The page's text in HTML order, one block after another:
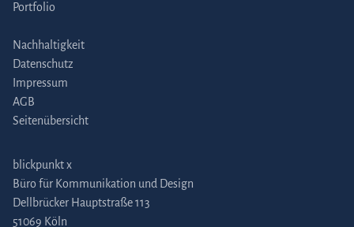
Portfolio
Nachhaltigkeit
Datenschutz
Impressum
AGB
Seitenübersicht
blickpunkt x
Büro für Kommunikation und Design
Dellbrücker Hauptstraße 113
51069 Köln